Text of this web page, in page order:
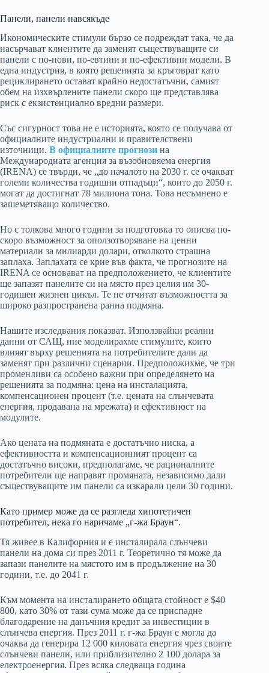
Панели, панели навсякъде
Икономическите стимули бързо се подреждат така, че да
насърчават клиентите да заменят съществуващите си
панели с по-нови, по-евтини и по-ефективни модели. В
една индустрия, в която решенията за кръговрат като
рециклирането остават крайно недостатъчни, самият
обем на изхвърлените панели скоро ще представлява
риск с екзистенциално вредни размери.
Със сигурност това не е историята, която се получава от
официалните индустриални и правителствени
източници. В официалните прогнози на
Международната агенция за възобновяема енергия
(IRENA) се твърди, че „до началото на 2030 г. се очакват
големи количества годишни отпадъци“, които до 2050 г.
могат да достигнат 78 милиона тона. Това несъмнено е
зашеметяващо количество.
Но с толкова много години за подготовка то описва по-
скоро възможност за оползотворяване на ценни
материали за милиарди долари, отколкото страшна
заплаха. Заплахата се крие във факта, че прогнозите на
IRENA се основават на предположението, че клиентите
ще запазят панелите си на място през целия им 30-
годишен жизнен цикъл. Те не отчитат възможността за
широко разпространена ранна подмяна.
Нашите изследвания показват. Използвайки реални
данни от САЩ, ние моделирахме стимулите, които
влияят върху решенията на потребителите дали да
заменят при различни сценарии. Предположихме, че три
променливи са особено важни при определянето на
решенията за подмяна: цена на инсталацията,
компенсационен процент (т.е. цената на слънчевата
енергия, продавана на мрежата) и ефективност на
модулите.
Ако цената на подмяната е достатъчно ниска, а
ефективността и компенсационният процент са
достатъчно високи, предполагаме, че рационалните
потребители ще направят промяната, независимо дали
съществуващите им панели са изкарали цели 30 години.
Като пример може да се разгледа хипотетичен
потребител, нека го наричаме „г-жа Браун“.
Тя живее в Калифорния и е инсталирала слънчеви
панели на дома си през 2011 г. Теоретично тя може да
запази панелите на мястото им в продължение на 30
години, т.е. до 2041 г.
Към момента на инсталирането общата стойност е $40
800, като 30% от тази сума може да се приспадне
благодарение на данъчния кредит за инвестиции в
слънчева енергия. През 2011 г. г-жа Браун е могла да
очаква да генерира 12 000 киловата енергия чрез своите
слънчеви панели, или приблизително 2 100 долара за
електроенергия. През всяка следваща година